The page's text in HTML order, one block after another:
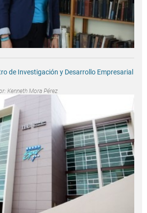
de Investigación y Desarrollo Empresarial
Kenneth Mora Pérez